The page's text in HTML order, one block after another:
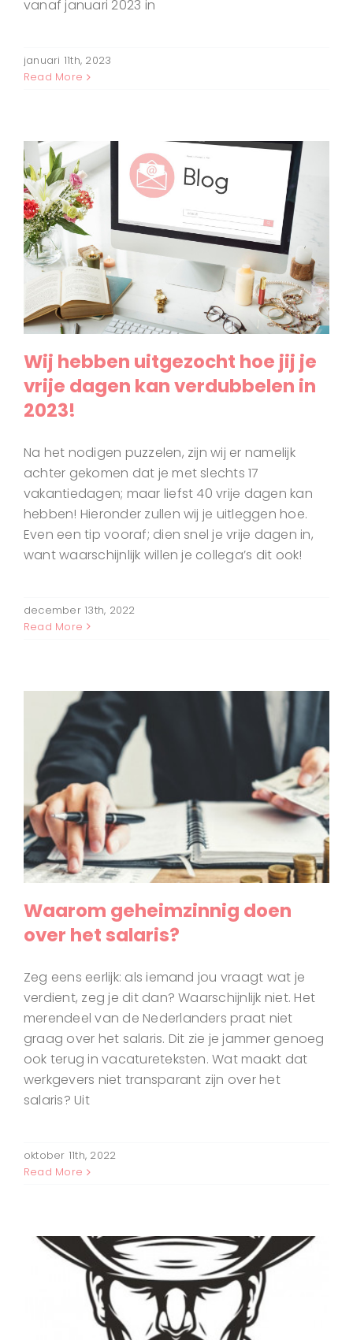
vanaf januari 2023 in
januari 11th, 2023
Read More
Wij hebben uitgezocht hoe jij je
vrije dagen kan verdubbelen in
2023!
Na het nodigen puzzelen, zijn wij er namelijk
achter gekomen dat je met slechts 17
vakantiedagen; maar liefst 40 vrije dagen kan
hebben! Hieronder zullen wij je uitleggen hoe.
Even een tip vooraf; dien snel je vrije dagen in,
want waarschijnlijk willen je collega’s dit ook!
december 13th, 2022
Read More
Waarom geheimzinnig doen
over het salaris?
Zeg eens eerlijk: als iemand jou vraagt wat je
verdient, zeg je dit dan? Waarschijnlijk niet. Het
merendeel van de Nederlanders praat niet
graag over het salaris. Dit zie je jammer genoeg
ook terug in vacatureteksten. Wat maakt dat
werkgevers niet transparant zijn over het
salaris? Uit
oktober 11th, 2022
Read More